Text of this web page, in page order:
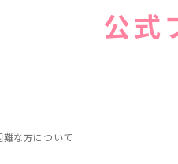
公式
な方について